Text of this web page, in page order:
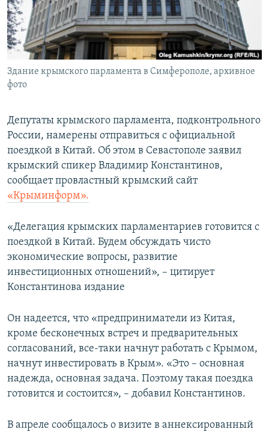
ПОБЕДИТЕЛЕЙ НЕ СУДЯТ?
КРЫМ.НЕПОКОРЕННЫЙ
ELIFBE
УКРАИНСКАЯ ПРОБЛЕМА КРЫМА
ПРИСОЕДИНЯЙТЕСЬ!
Здание крымского парламента в Симферополе, архивное
фото
Депутаты крымского парламента, подконтрольного
России, намерены отправиться с официальной
поездкой в Китай. Об этом в Севастополе заявил
крымский спикер Владимир Константинов,
сообщает провластный крымский сайт
«Крыминформ».
«Делегация крымских парламентариев готовится с
поездкой в Китай. Будем обсуждать чисто
экономические вопросы, развитие
инвестиционных отношений», – цитирует
Константинова издание
Он надеется, что «предприниматели из Китая,
кроме бесконечных встреч и предварительных
согласований, все-таки начнут работать с Крымом,
начнут инвестировать в Крым». «Это – основная
надежда, основная задача. Поэтому такая поездка
готовится и состоится», – добавил Константинов.
В апреле сообщалось о визите в аннексированный